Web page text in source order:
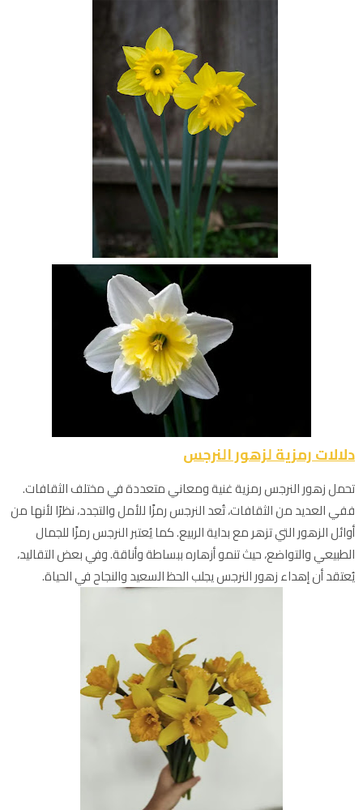
دلالات رمزية لزهور النرجس
تحمل زهور النرجس رمزية غنية ومعاني متعددة في مختلف الثقافات.
ففي العديد من الثقافات، تُعد النرجس رمزًا للأمل والتجدد، نظرًا لأنها من
أوائل الزهور التي تزهر مع بداية الربيع. كما يُعتبر النرجس رمزًا للجمال
الطبيعي والتواضع، حيث تنمو أزهاره ببساطة وأناقة. وفي بعض التقاليد،
يُعتقد أن إهداء زهور النرجس يجلب الحظ السعيد والنجاح في الحياة.